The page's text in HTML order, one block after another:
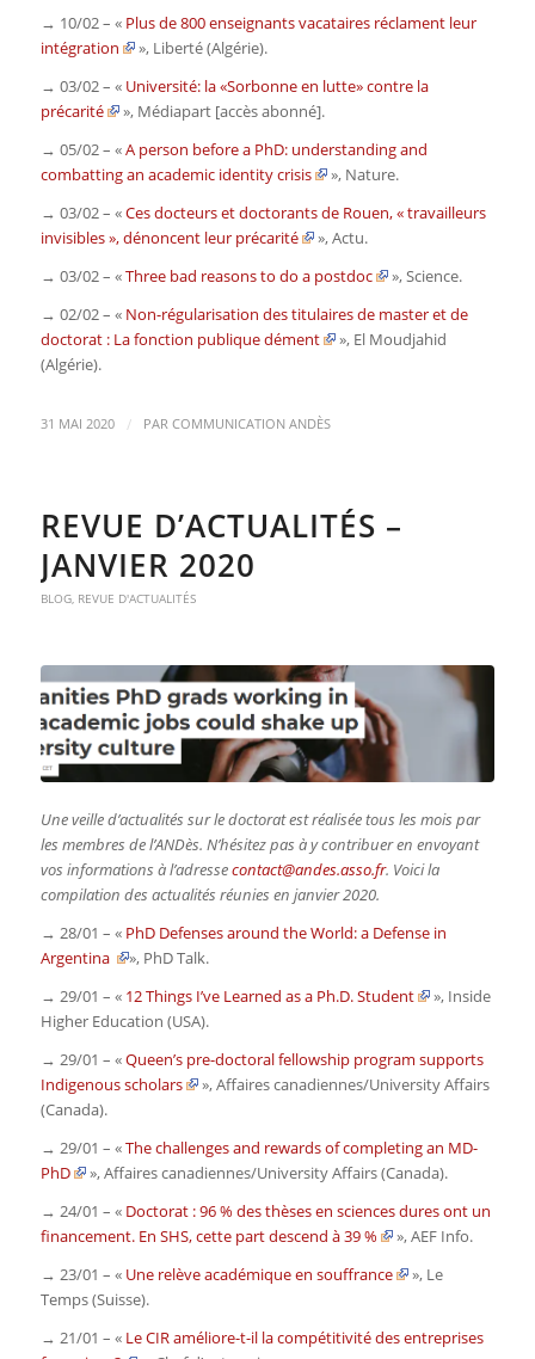
→ 10/02 – « Plus de 800 enseignants vacataires réclament leur
intégration
», Liberté(Algérie).
→ 03/02 – « Université: la «Sorbonne en lutte» contre la
précarité
», Médiapart [accès abonné].
→ 05/02 – «A person before a PhD: understanding and
combatting an academic identity crisis
», Nature.
→ 03/02 – «Ces docteurs et doctorants de Rouen, « travailleurs
invisibles », dénoncent leur précarité
»,Actu.
→ 03/02 – «Three bad reasons to do a postdoc »,Science.
→ 02/02 – « Non-régularisation des titulaires de master et de
doctorat : La fonction publique dément
», El Moudjahid
(Algérie).
31 MAI 2020 / PAR COMMUNICATION ANDÈS
REVUE D’ACTUALITÉS –
JANVIER 2020
BLOG, REVUE D'ACTUALITÉS
Une veille d’actualités sur le doctorat est réalisée tous les mois par
les membres de l’ANDès. N’hésitez pas à y contribuer en envoyant
vos informations à l’adressecontact@andes.asso.fr. Voici la
compilation des actualités réunies en janvier 2020.
→ 28/01 – « PhD Defenses around the World: a Defense in
Argentina
», PhD Talk.
→ 29/01 – « 12 Things I’ve Learned as a Ph.D. Student », Inside
Higher Education (USA).
→ 29/01 – «Queen’s pre-doctoral fellowship program supports
Indigenous scholars
»,Affaires canadiennes/University Affairs
(Canada).
→ 29/01 – «The challenges and rewards of completing an MD-
PhD
»,Affaires canadiennes/University Affairs (Canada).
→ 24/01 – « Doctorat : 96 % des thèses en sciences dures ont un
financement. En SHS, cette part descend à 39 %
»,AEF Info.
→ 23/01 – « Une relève académique en souffrance », Le
Temps (Suisse).
→ 21/01 – « Le CIR améliore-t-il la compétitivité des entreprises